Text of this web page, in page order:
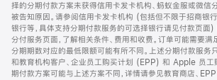
择的分期付款方案未获得信用卡发卡机构、蚂蚁金服或微信
被告知原因。请参阅信用卡发卡机构 (包括但不限于招商银行
银行等，具体支持分期付款服务的可选择银行请见付款页面)
分付服务页面，了解相关条件、费用和收费。订单可能需要满
分期期数对应的最低限额可能有所不同。上述分期付款服务
和教育机构客户、企业员工购买计划 (EPP) 和 Apple 员
期付款方案可能与上述方案不同，详情请参见教育商店、